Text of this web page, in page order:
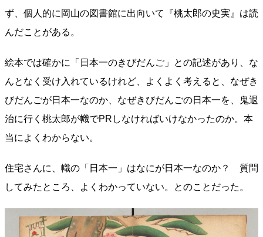
ず、個人的に岡山の図書館に出向いて『桃太郎の史実』は読
んだことがある。
絵本では確かに「日本一のきびだんご」との記述があり、な
んとなく受け入れているけれど、よくよく考えると、なぜき
びだんごが日本一なのか、なぜきびだんごの日本一を、鬼退
治に行く桃太郎が幟でPRしなければいけなかったのか。本
当によくわからない。
住宅さんに、幟の「日本一」はなにが日本一なのか？ 質問
してみたところ、よくわかっていない。とのことだった。